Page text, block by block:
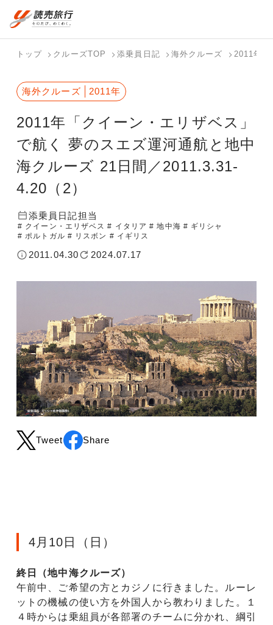
航空券+宿泊
フリーワード
検索する
国内旅行トップ
バスツアー
を探す
個人旅行
（ブーケ）
国内特集かテーマから
写真から探
海外旅行トップ
海外特集か
ら探す
テーマから
探す
トップ クルーズTOP 添乗員日記 海外クルーズ 2011年
2011年「クイーン・エリザベス」
で航く 夢のスエズ運河通航と地中
海クルーズ 21日間／2011.3.31-
4.20（2）
海外クルーズ 2011年
添乗員日記担当
# クイーン・エリザベス # イタリア # 地中海 # ギリシャ
# ポルトガル # リスボン # イギリス
2011.04.30 2024.07.17
Tweet Share
4月10日（日）
終日（地中海クルーズ）
午前中、ご希望の方とカジノに行きました。ルーレ
ットの機械の使い方を外国人から教わりました。１
４時からは乗組員が各部署のチームに分かれ、綱引